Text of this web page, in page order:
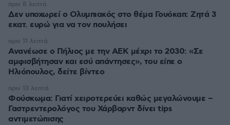
Δεν υποχωρεί ο Ολυμπιακός στο θέμα Γουόκαπ: Ζητά 3
εκατ. ευρώ για να τον πουλήσει
πριν 8 λεπτά
Ανανέωσε ο Πήλιος με την ΑΕΚ μέχρι το 2030: «Σε
αμφισβήτησαν και εσύ απάντησες», του είπε ο
Ηλιόπουλος, δείτε βίντεο
πριν 11 λεπτά
Φούσκωμα: Γιατί χειροτερεύει καθώς μεγαλώνουμε –
Γαστρεντερολόγος του Χάρβαρντ δίνει tips
αντιμετώπισης
πριν 13 λεπτά